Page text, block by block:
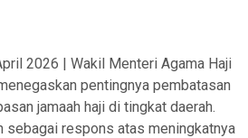
2026 | Wakil Menteri Agama Haji
pentingnya pembatasan
jamaah haji di tingkat daerah.
sebagai respons atas meningkatnya